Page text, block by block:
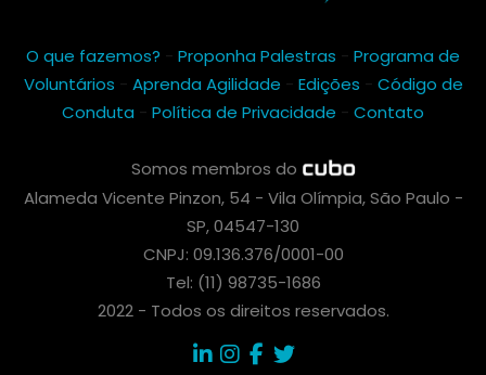
O que fazemos? - Proponha Palestras - Programa de
Voluntários - Aprenda Agilidade - Edições - Código de
Conduta - Política de Privacidade - Contato
Somos membros do
Alameda Vicente Pinzon, 54 - Vila Olímpia, São Paulo -
SP, 04547-130
CNPJ: 09.136.376/0001-00
Tel: (11) 98735-1686
2022 - Todos os direitos reservados.